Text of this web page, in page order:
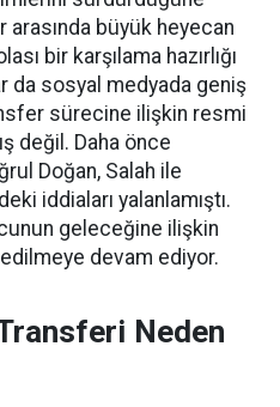
arasında büyük heyecan
bir karşılama hazırlığı
da sosyal medyada geniş
sürecine ilişkin resmi
değil. Daha önce
Doğan, Salah ile
iddiaları yalanlamıştı.
geleceğine ilişkin
devam ediyor.
Neden